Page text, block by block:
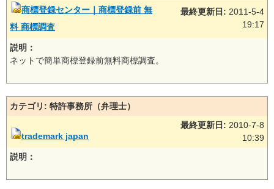
商標登録センター｜商標登録前 無
料 商標調査
最終更新日: 2011-5-4
19:17
説明：
ネットで簡単商標登録前無料商標調査。
カテゴリ: 特許事務所（弁理士）
trademark japan
最終更新日: 2010-7-8
10:39
説明：